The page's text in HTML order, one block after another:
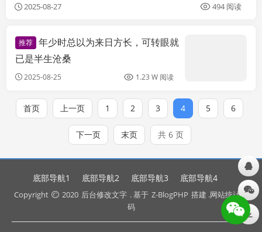
2025-08-27 494 阅读
推荐 年少时总以为来日方长，可转眼就
已是半生沧桑
2025-08-25 1.23 W 阅读
首页 上一页 1 2 3 4 5 6
下一页 末页 共 6 页
底部导航1 底部导航2 底部导航3 底部导航4
Copyright 2020 后台修改文字 . 基于 Z-BlogPHP 搭建 .网站统计代
码